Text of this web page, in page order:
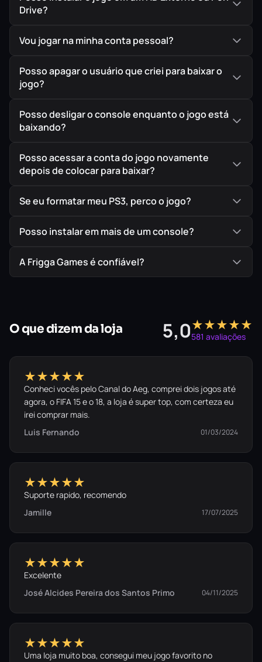
garantindo assim a melhor procedência possível para
seu jogo em mídia digital.
Drive?
Vou jogar na minha conta pessoal?
Posso apagar o usuário que criei para baixar o
jogo?
Posso desligar o console enquanto o jogo está
baixando?
Posso acessar a conta do jogo novamente
depois de colocar para baixar?
Se eu formatar meu PS3, perco o jogo?
Posso instalar em mais de um console?
A Frigga Games é confiável?
O que dizem da loja 5,0★★★★★
581 avaliações
★★★★★
Conheci vocês pelo Canal do Aeg, comprei dois jogos até
agora, o FIFA 15 e o 18, a loja é super top, com certeza eu
irei comprar mais.
Luis Fernando
01/03/2024
★★★★★
Suporte rapido, recomendo
Jamille
17/07/2025
★★★★★
Excelente
José Alcides Pereira dos Santos Primo
04/11/2025
★★★★★
Uma loja muito boa, consegui meu jogo favorito no